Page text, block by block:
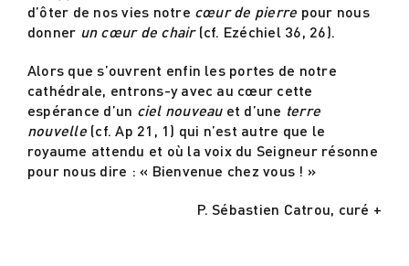
d’ôter de nos vies notre cœur de pierre pour nous
donner un cœur de chair(cf. Ezéchiel 36, 26).
Alors que s’ouvrent enfin les portes de notre
cathédrale, entrons-y avec au cœur cette
espérance d’un ciel nouveauet d’une terre
nouvelle (cf. Ap 21, 1) qui n’est autre que le
royaume attendu et où la voix du Seigneur résonne
pour nous dire : « Bienvenue chez vous ! »
P. Sébastien Catrou, curé +